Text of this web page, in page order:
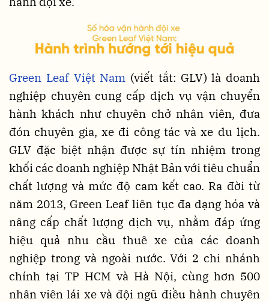
Green Leaf Việt Nam (viết tắt: GLV) là doanh
nghiệp chuyên cung cấp dịch vụ vận chuyển
hành khách như chuyên chở nhân viên, đưa
đón chuyên gia, xe đi công tác và xe du lịch.
GLV đặc biệt nhận được sự tín nhiệm trong
khối các doanh nghiệp Nhật Bản với tiêu chuẩn
chất lượng và mức độ cam kết cao. Ra đời từ
năm 2013, Green Leaf liên tục đa dạng hóa và
nâng cấp chất lượng dịch vụ, nhằm đáp ứng
hiệu quả nhu cầu thuê xe của các doanh
nghiệp trong và ngoài nước. Với 2 chi nhánh
chính tại TP HCM và Hà Nội, cùng hơn 500
nhân viên lái xe và đội ngũ điều hành chuyên